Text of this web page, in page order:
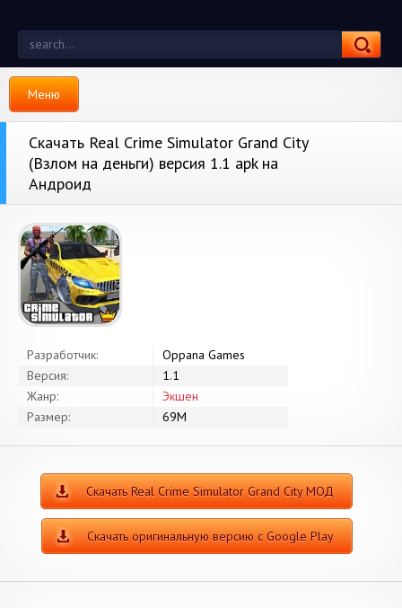
Меню
Скачать Real Crime Simulator Grand City
(Взлом на деньги) версия 1.1 apk на
Андроид
Разработчик:
Oppana Games
Версия:
1.1
Жанр:
Экшен
Размер:
69M
Скачать Real Crime Simulator Grand City МОД
Скачать оригинальную версию с Google Play